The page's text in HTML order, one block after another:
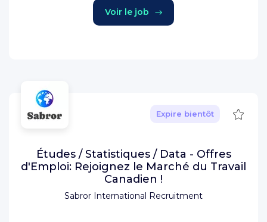
Voir le job
Sabror International Recruitment
Expire bientôt
Études / Statistiques / Data - Offres
d'Emploi: Rejoignez le Marché du Travail
Canadien !